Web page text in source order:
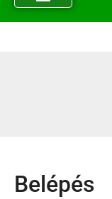
Belépés